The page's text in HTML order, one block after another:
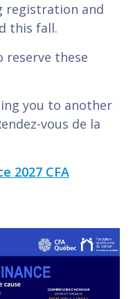
registration and
this fall.
reserve these
you to another
vous de la
2027 CFA